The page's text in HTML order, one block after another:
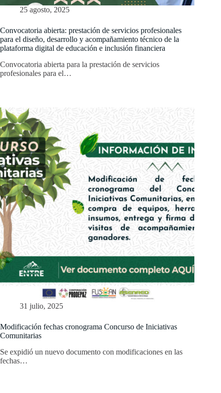
25 agosto, 2025
Convocatoria abierta: prestación de servicios profesionales
para el diseño, desarrollo y acompañamiento técnico de la
plataforma digital de educación e inclusión financiera
Convocatoria abierta para la prestación de servicios
profesionales para el…
31 julio, 2025
Modificación fechas cronograma Concurso de Iniciativas
Comunitarias
Se expidió un nuevo documento con modificaciones en las
fechas…